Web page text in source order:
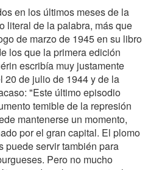
en los últimos meses de la
literal de la palabra, más que
de marzo de 1945 en su libro
los que la primera edición
escribía muy justamente
20 de julio de 1944 y de la
"Este último episodio
temible de la represión
mantenerse un momento,
por el gran capital. El plomo
puede servir también para
Pero no mucho